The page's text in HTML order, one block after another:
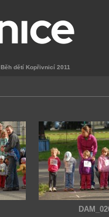
Běh dětí Kopřivnicí 2011